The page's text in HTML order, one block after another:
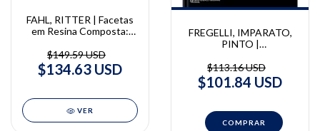
FAHL, RITTER | Facetas
em Resina Composta:
Newton Fahl Jr. e André
V. Ritter
$149.59 USD
$134.63 USD
VER
FREGELLI, IMPARATO,
PINTO |
Molares e Incisivos |
Fregelli C., José Carlos
Pettorossi Imparato,
$113.16 USD
$101.84 USD